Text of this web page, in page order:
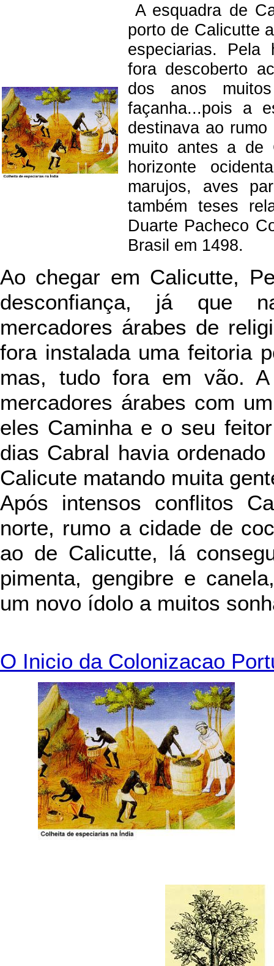
A esquadra de
porto de Calicutte
especiarias. Pela
fora descoberto
dos anos
façanha...pois a
destinava ao
muito antes a de
horizonte
marujos, aves
também teses
Duarte Pacheco
Brasil em 1498.
Ao chegar em Calicutte,
desconfiança, já que
mercadores árabes de
fora instalada uma feitoria
mas, tudo fora em vão.
mercadores árabes com
eles Caminha e o seu
dias Cabral havia
Calicute matando muita
Após intensos conflitos
norte, rumo a cidade de
ao de Calicutte, lá
pimenta, gengibre e
um novo ídolo a muitos
O Inicio da Colonizacao